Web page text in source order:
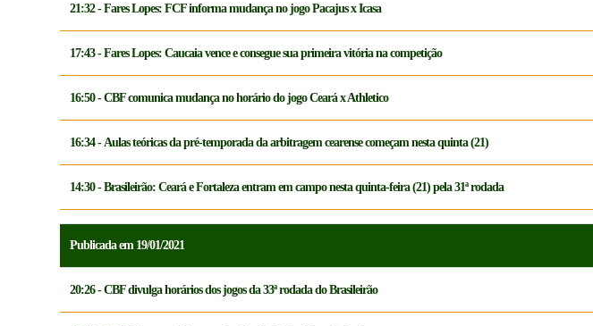
21:32 - Fares Lopes: FCF informa mudança no jogo Pacajus x Icasa
17:43 - Fares Lopes: Caucaia vence e consegue sua primeira vitória na competição
16:50 - CBF comunica mudança no horário do jogo Ceará x Athletico
16:34 - Aulas teóricas da pré-temporada da arbitragem cearense começam nesta quinta (21)
14:30 - Brasileirão: Ceará e Fortaleza entram em campo nesta quinta-feira (21) pela 31ª rodada
Publicada em 19/01/2021
20:26 - CBF divulga horários dos jogos da 33ª rodada do Brasileirão